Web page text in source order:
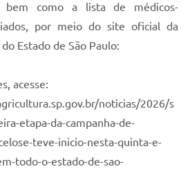
bem como a lista de médicos-
por meio do site oficial da
Estado de São Paulo:
acesse:
noticias/2026/s
etapa-da-campanha-de-
teve-inicio-nesta-quinta-e-
todo-o-estado-de-sao-